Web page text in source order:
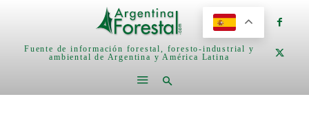
Fuente de información forestal, foresto-industrial y
ambiental de Argentina y América Latina